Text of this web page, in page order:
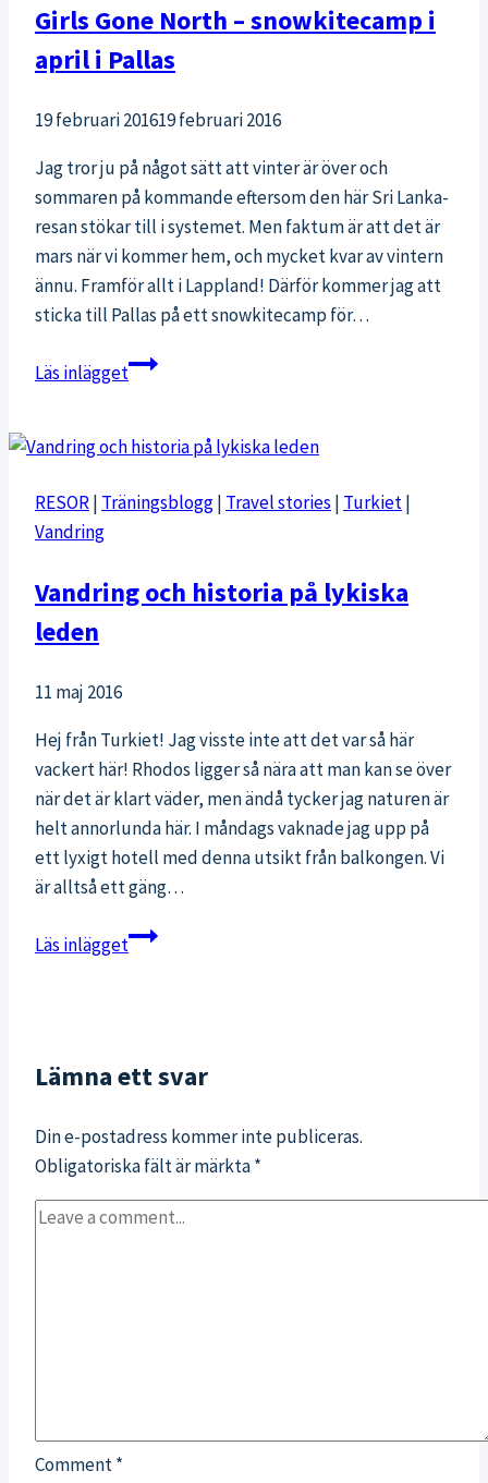
Girls Gone North – snowkitecamp i
april i Pallas
19 februari 201619 februari 2016
Jag tror ju på något sätt att vinter är över och
sommaren på kommande eftersom den här Sri Lanka-
resan stökar till i systemet. Men faktum är att det är
mars när vi kommer hem, och mycket kvar av vintern
ännu. Framför allt i Lappland! Därför kommer jag att
sticka till Pallas på ett snowkitecamp för…
Läs inläggetGirls
–
i
Pallas
RESOR| Träningsblogg| Travel stories | Turkiet|
Vandring
Vandring och historia på lykiska
leden
11 maj 2016
Hej från Turkiet! Jag visste inte att det var så här
vackert här! Rhodos ligger så nära att man kan se över
när det är klart väder, men ändå tycker jag naturen är
helt annorlunda här. I måndags vaknade jag upp på
ett lyxigt hotell med denna utsikt från balkongen. Vi
är alltså ett gäng…
Läs inläggetVandring
leden
Lämna ett svar
Din e-postadress kommer inte publiceras.
Obligatoriska fält är märkta*
Comment*